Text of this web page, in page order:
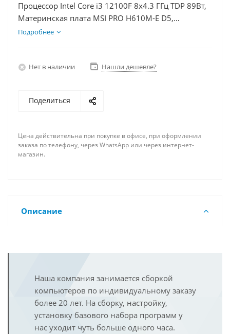
Процессор Intel Core i3 12100F 8x4.3 ГГц TDP 89Вт,
Материнская плата MSI PRO H610M-E D5,
Видеокарта RTX 3050 6Гб, Память DDR5 16Gb,
Подробнее
Нет в наличии Нашли дешевле?
Поделиться
Цена действительна при покупке в офисе, при оформлении
заказа по телефону, через WhatsApp или через интернет-
магазин.
Описание
Наша компания занимается сборкой
компьютеров по индивидуальному заказу
более 20 лет. На сборку, настройку,
установку базового набора программ у
нас уходит чуть больше одного часа.